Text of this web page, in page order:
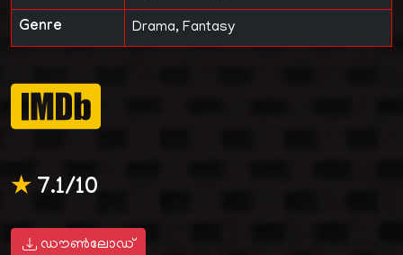
Genre Drama, Fantasy
★7.1/10
ഡൗൺലോഡ്